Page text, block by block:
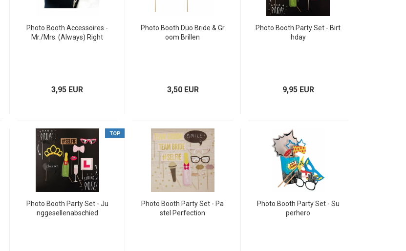
Photo Booth Accessoires -
Mr./Mrs. (Always) Right
3,95 EUR
Photo Booth Duo Bride & Gr
oom Brillen
3,50 EUR
Photo Booth Party Set - Birt
hday
9,95 EUR
TOP
Photo Booth Party Set - Ju
nggesellenabschied
Photo Booth Party Set - Pa
stel Perfection
Photo Booth Party Set - Su
perhero